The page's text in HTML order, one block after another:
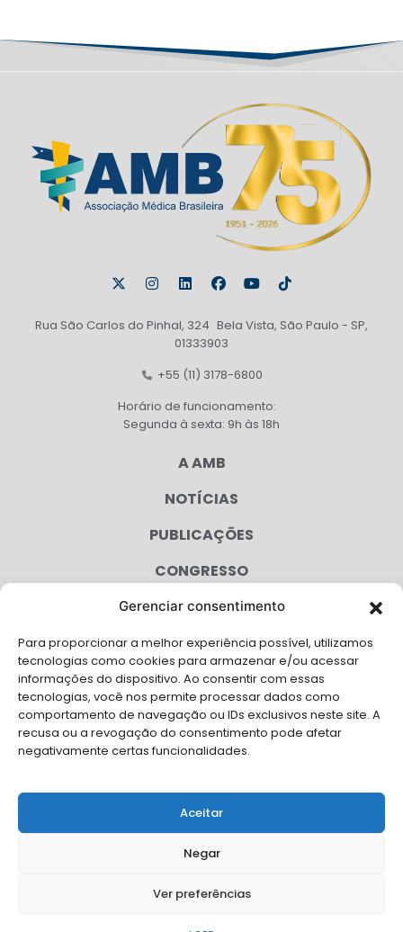
Gerenciar consentimento
Para proporcionar a melhor experiência possível, utilizamos
tecnologias como cookies para armazenar e/ou acessar
informações do dispositivo. Ao consentir com essas
tecnologias, você nos permite processar dados como
comportamento de navegação ou IDs exclusivos neste site. A
recusa ou a revogação do consentimento pode afetar
negativamente certas funcionalidades.
Aceitar
Negar
Ver preferências
Rua São Carlos do Pinhal, 324 Bela Vista, São Paulo - SP,
01333903
+55 (11) 3178-6800
Horário de funcionamento:
Segunda à sexta: 9h às 18h
A AMB
NOTÍCIAS
PUBLICAÇÕES
CONGRESSO
AGENDA
CAMPANHAS
SERVIÇOS
FILIADAS
LGPD
FALE CONOSCO
Solicite Apoio Institucional da AMB para o seu evento